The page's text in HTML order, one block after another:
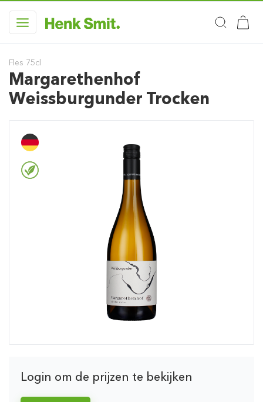
Fles 75cl
Margarethenhof
Weissburgunder Trocken
Login om de prijzen te bekijken